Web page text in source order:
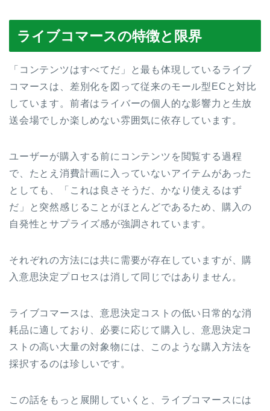
ライブコマースの特徴と限界
「コンテンツはすべてだ」と最も体現しているライブ
コマースは、差別化を図って従来のモール型ECと対比
しています。前者はライバーの個人的な影響力と生放
送会場でしか楽しめない雰囲気に依存しています。
ユーザーが購入する前にコンテンツを閲覧する過程
で、たとえ消費計画に入っていないアイテムがあった
としても、「これは良さそうだ、かなり使えるはず
だ」と突然感じることがほとんどであるため、購入の
自発性とサプライズ感が強調されています。
それぞれの方法には共に需要が存在していますが、購
入意思決定プロセスは消して同じではありません。
ライブコマースは、意思決定コストの低い日常的な消
耗品に適しており、必要に応じて購入し、意思決定コ
ストの高い大量の対象物には、このような購入方法を
採択するのは珍しいです。
この話をもっと展開していくと、ライブコマースには